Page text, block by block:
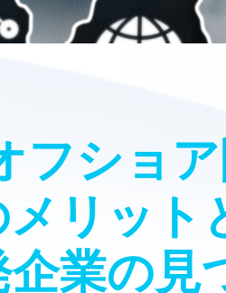
フショ
リット
業の見